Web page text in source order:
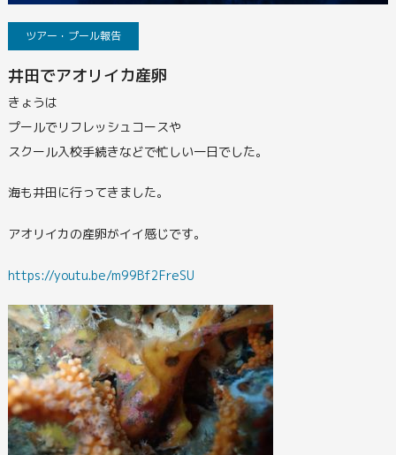
ツアー・プール報告
井田でアオリイカ産卵
きょうは
プールでリフレッシュコースや
スクール入校手続きなどで忙しい一日でした。
海も井田に行ってきました。
アオリイカの産卵がイイ感じです。
https://youtu.be/m99Bf2FreSU